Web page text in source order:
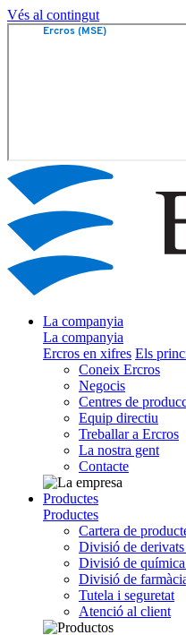
Vés al contingut
La companyia
La companyia
Ercros en xifres Els
Coneix Ercros
Negocis
Centres de
Equip directiu
Treballar a Ercros
La nostra gent
Contacte
Productes
Productes
Cartera de
Divisió de
Divisió de
Divisió de
Tutela i seguretat
Atenció al client